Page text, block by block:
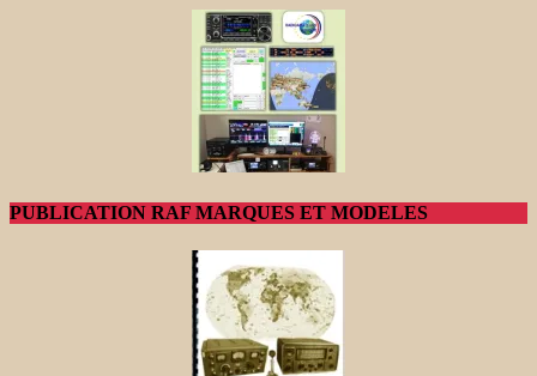
PUBLICATION RAF MARQUES ET MODELES